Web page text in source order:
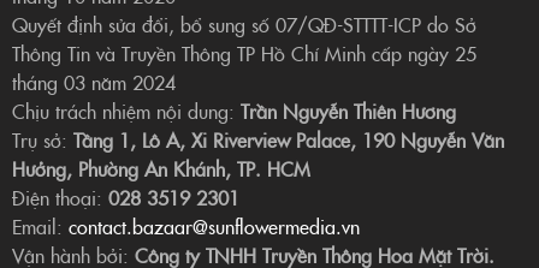
Quyết định sửa đổi, bổ sung số 07/QĐ-STTTT-ICP do Sở
Thông Tin và Truyền Thông TP Hồ Chí Minh cấp ngày 25
tháng 03 năm 2024
Chịu trách nhiệm nội dung: Trần Nguyễn Thiên Hương
Trụ sở: Tầng 1, Lô A, Xi Riverview Palace, 190 Nguyễn Văn
Hưởng, Phường An Khánh, TP. HCM
Điện thoại: 028 3519 2301
Email: contact.bazaar@sunflowermedia.vn
Vận hành bởi: Công ty TNHH Truyền Thông Hoa Mặt Trời.